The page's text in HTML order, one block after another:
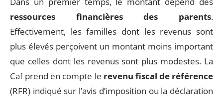
ressources financières des parents.
Effectivement, les familles dont les revenus sont
plus élevés perçoivent un montant moins important
que celles dont les revenus sont plus modestes. La
Caf prend en compte le revenu fiscal de référence
(RFR) indiqué sur l’avis d’imposition ou la déclaration